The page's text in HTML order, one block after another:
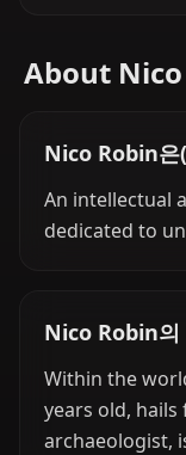
About
Nico Robin은
An intellectual
dedicated to
Nico Robin의
Within the
years old,
archaeologist,